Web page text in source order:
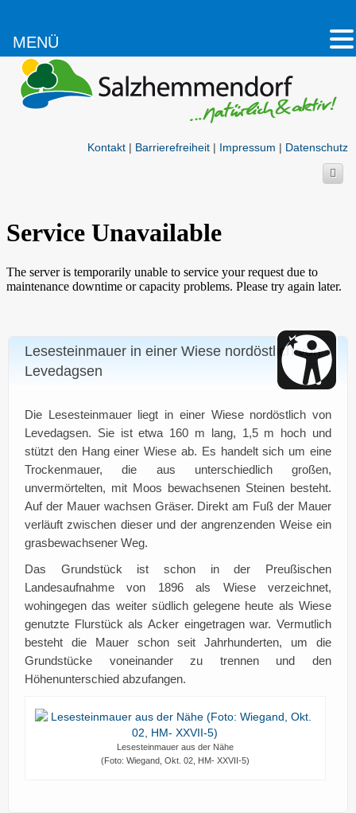
Kontakt | Barrierefreiheit | Impressum | Datenschutz
Lesesteinmauer in einer Wiese nordöstlich von
Levedagsen
Die Lesesteinmauer liegt in einer Wiese nordöstlich von
Levedagsen. Sie ist etwa 160 m lang, 1,5 m hoch und
stützt den Hang einer Wiese ab. Es handelt sich um eine
Trockenmauer, die aus unterschiedlich großen,
unvermörtelten, mit Moos bewachsenen Steinen besteht.
Auf der Mauer wachsen Gräser. Direkt am Fuß der Mauer
verläuft zwischen dieser und der angrenzenden Weise ein
grasbewachsener Weg.
Das Grundstück ist schon in der Preußischen
Landesaufnahme von 1896 als Wiese verzeichnet,
wohingegen das weiter südlich gelegene heute als Wiese
genutzte Flurstück als Acker eingetragen war. Vermutlich
besteht die Mauer schon seit Jahrhunderten, um die
Grundstücke voneinander zu trennen und den
Höhenunterschied abzufangen.
Lesesteinmauer aus der Nähe
(Foto: Wiegand, Okt. 02, HM- XXVII-5)
MENÜ